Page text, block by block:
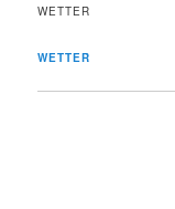
WETTER
WETTER